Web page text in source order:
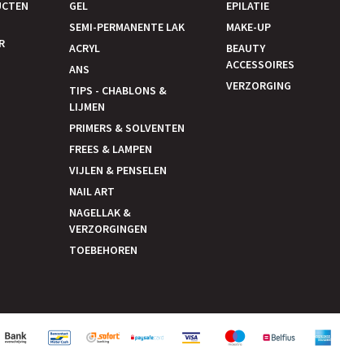
GEL
SEMI-PERMANENTE LAK
ACRYL
ANS
TIPS - CHABLONS &
LIJMEN
PRIMERS & SOLVENTEN
FREES & LAMPEN
VIJLEN & PENSELEN
NAIL ART
NAGELLAK &
VERZORGINGEN
TOEBEHOREN
EPILATIE
MAKE-UP
BEAUTY
ACCESSOIRES
VERZORGING